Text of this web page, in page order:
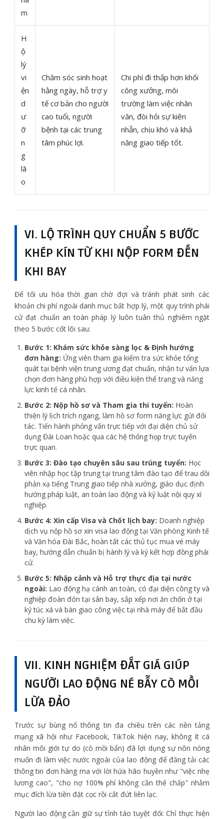
m
H
ộ
lý
vi
ện
d
ư
ỡ
n
g
lã
o
Chăm sóc sinh hoạt
hằng ngày, hỗ trợ y
tế cơ bản cho người
cao tuổi, người
bệnh tại các trung
tâm phúc lợi.
Chi phí đi thấp hơn khối
công xưởng, môi
trường làm việc nhân
văn, đòi hỏi sự kiên
nhẫn, chịu khó và khả
năng giao tiếp tốt.
VI. LỘ TRÌNH QUY CHUẨN 5 BƯỚC
KHÉP KÍN TỪ KHI NỘP FORM ĐẾN
KHI BAY
Để tối ưu hóa thời gian chờ đợi và tránh phát sinh các
khoản chi phí ngoài danh mục bất hợp lý, một quy trình phái
cử đạt chuẩn an toàn pháp lý luôn tuân thủ nghiêm ngặt
theo 5 bước cốt lõi sau:
Bước 1: Khám sức khỏe sàng lọc & Định hướng
đơn hàng: Ứng viên tham gia kiểm tra sức khỏe tổng
quát tại bệnh viện trung ương đạt chuẩn, nhận tư vấn lựa
chọn đơn hàng phù hợp với điều kiện thể trạng và năng
lực kinh tế cá nhân.
Bước 2: Nộp hồ sơ và Tham gia thi tuyển: Hoàn
thiện lý lịch trích ngang, làm hồ sơ form năng lực gửi đối
tác. Tiến hành phỏng vấn trực tiếp với đại diện chủ sử
dụng Đài Loan hoặc qua các hệ thống họp trực tuyến
trực quan.
Bước 3: Đào tạo chuyên sâu sau trúng tuyển: Học
viên nhập học tập trung tại trung tâm đào tạo để trau dồi
phản xạ tiếng Trung giao tiếp nhà xưởng, giáo dục định
hướng pháp luật, an toàn lao động và kỷ luật nội quy xí
nghiệp.
Bước 4: Xin cấp Visa và Chốt lịch bay: Doanh nghiệp
dịch vụ nộp hồ sơ xin visa lao động tại Văn phòng Kinh tế
và Văn hóa Đài Bắc, hoàn tất các thủ tục mua vé máy
bay, hướng dẫn chuẩn bị hành lý và ký kết hợp đồng phái
cử.
Bước 5: Nhập cảnh và Hỗ trợ thực địa tại nước
ngoài: Lao động hạ cánh an toàn, có đại diện công ty và
nghiệp đoàn đón tại sân bay, sắp xếp nơi ăn chốn ở tại
ký túc xá và bàn giao công việc tại nhà máy để bắt đầu
chu kỳ làm việc.
VII. KINH NGHIỆM ĐẮT GIÁ GIÚP
NGƯỜI LAO ĐỘNG NÉ BẪY CÒ MỒI
LỪA ĐẢO
Trước sự bùng nổ thông tin đa chiều trên các nền tảng
mạng xã hội như Facebook, TikTok hiện nay, không ít cá
nhân môi giới tự do (cò mồi bẩn) đã lợi dụng sự nôn nóng
muốn đi làm việc nước ngoài của lao động để đăng tải các
thông tin đơn hàng ma với lời hứa hão huyền như "việc nhẹ
lương cao", "cho nợ 100% phí không cần thế chấp" nhằm
mục đích lừa tiền đặt cọc rồi cắt đứt liên lạc.
Người lao động cần giữ sự tỉnh táo tuyệt đối: Chỉ thực hiện